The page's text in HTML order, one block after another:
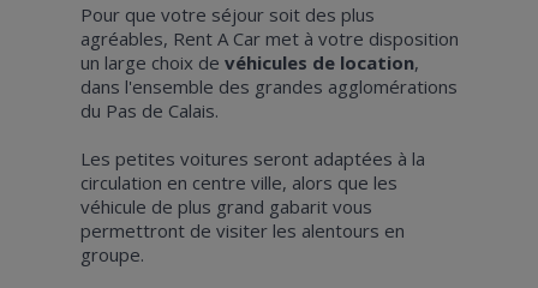
Pour que votre séjour soit des plus
agréables, Rent A Car met à votre disposition
un large choix de véhicules de location,
dans l'ensemble des grandes agglomérations
du Pas de Calais.
Les petites voitures seront adaptées à la
circulation en centre ville, alors que les
véhicule de plus grand gabarit vous
permettront de visiter les alentours en
groupe.